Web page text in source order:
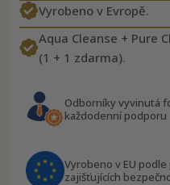
Vyrobeno v Evropě.
Aqua Cleanse + Pure
(1 + 1 zdarma).
Odborníky vyvinutá
každodenní podporu
Vyrobeno v EU
zajišťujících